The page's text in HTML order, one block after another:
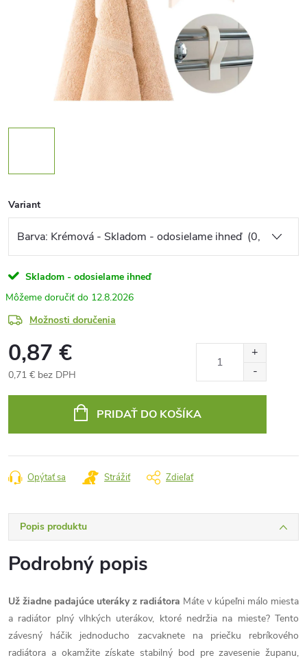
Variant
Skladom - odosielame ihneď
12.8.2026
Možnosti doručenia
0,87 €
0,71 € bez DPH
PRIDAŤ DO KOŠÍKA
Opýtať sa Strážiť Zdieľať
Popis produktu
Podrobný popis
Už žiadne padajúce uteráky z radiátora Máte v kúpeľni málo miesta
a radiátor plný vlhkých uterákov, ktoré nedržia na mieste? Tento
závesný háčik jednoducho zacvaknete na priečku rebríkového
radiátora a okamžite získate stabilný bod pre zavesenie županu,